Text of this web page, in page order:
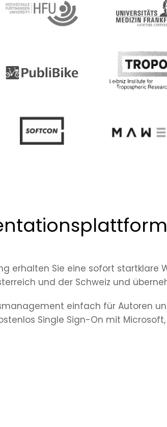
erhalten Sie eine sofort startklare
und der Schweiz und
einfach für Autoren
Single Sign-On mit